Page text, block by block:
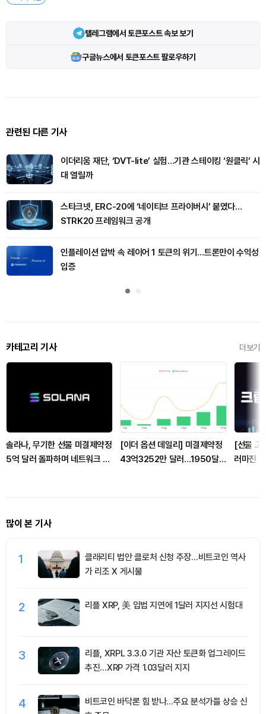
텔레그램에서 토큰포스트 속보 보기
구글뉴스에서 토큰포스트 팔로우하기
관련된 다른 기사
이더리움 재단, ‘DVT-lite’ 실험…기관 스테이킹 ‘원클릭’ 시
대 열릴까
스타크넷, ERC-20에 ‘네이티브 프라이버시’ 붙였다…
STRK20 프레임워크 공개
인플레이션 압박 속 레이어 1 토큰의 위기…트론만이 수익성
입증
카테고리 기사 더보기
솔라나, 무기한 선물 미결제약정
5억 달러 돌파하며 네트워크 업
[이더 옵션 데일리] 미결제약정
43억3252만 달러…1950달
[선물 고
러마진
많이 본 기사
1
클래리티 법안 클로처 신청 주장…비트코인 역사
가 리조 X 게시물
2 리플 XRP, 美 입법 지연에 1달러 지지선 시험대
3
리플, XRPL 3.3.0 기관 자산 토큰화 업그레이드
추진…XRP 가격 1.03달러 지지
4
비트코인 바닥론 힘 받나…주요 분석가들 상승 신